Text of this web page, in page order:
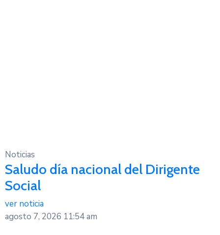
Noticias
Saludo día nacional del Dirigente
Social
ver noticia
agosto 7, 2026 11:54 am